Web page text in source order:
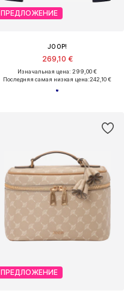
ПРЕДЛОЖЕНИЕ
JOOP!
269,10 €
Изначальная цена: 299,00 €
Последняя самая низкая цена:242,10 €
ПРЕДЛОЖЕНИЕ